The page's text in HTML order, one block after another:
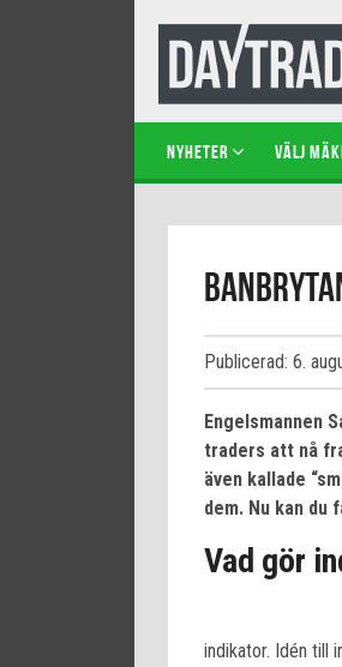
NYHETER VÄLJ
Publicerad: 6.
Engelsmannen
traders att nå
även kallade
dem. Nu kan du
Vad gör
indikator. Idén till